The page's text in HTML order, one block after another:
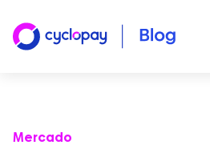
Mercado